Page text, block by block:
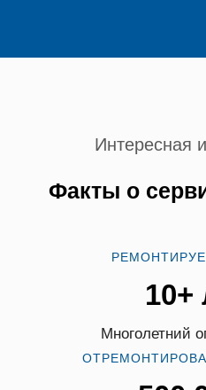
Интересная
Факты о
10+
Многолетний